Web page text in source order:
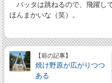
バッタは跳ねるので、飛躍し
ほんまかいな（笑）。
【前の記事】
焼け野原が広がりつつ
ある